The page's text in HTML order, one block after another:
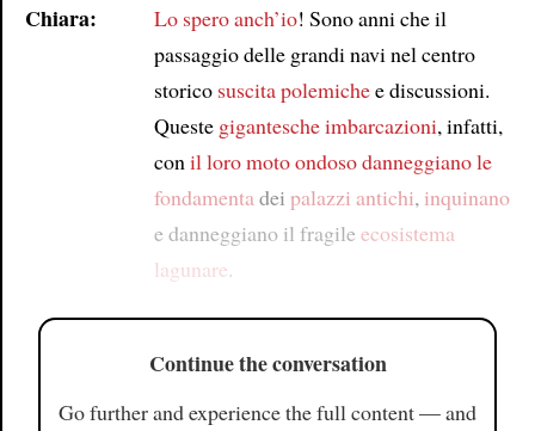
Chiara: Lo spero anch’io! Sono anni che il
passaggio delle grandi navi nel centro
storico suscita polemichee discussioni.
Queste gigantescheimbarcazioni, infatti,
con il loro moto ondosodanneggianole
fondamenta dei palazzi antichi, inquinano
e danneggiano il fragile ecosistema
lagunare.
Continue the conversation
Go further and experience the full content — and